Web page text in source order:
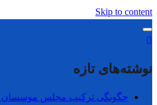
Skip to content
نوشته‌های تازه
چگونگی ترکیب مجلس موسسان